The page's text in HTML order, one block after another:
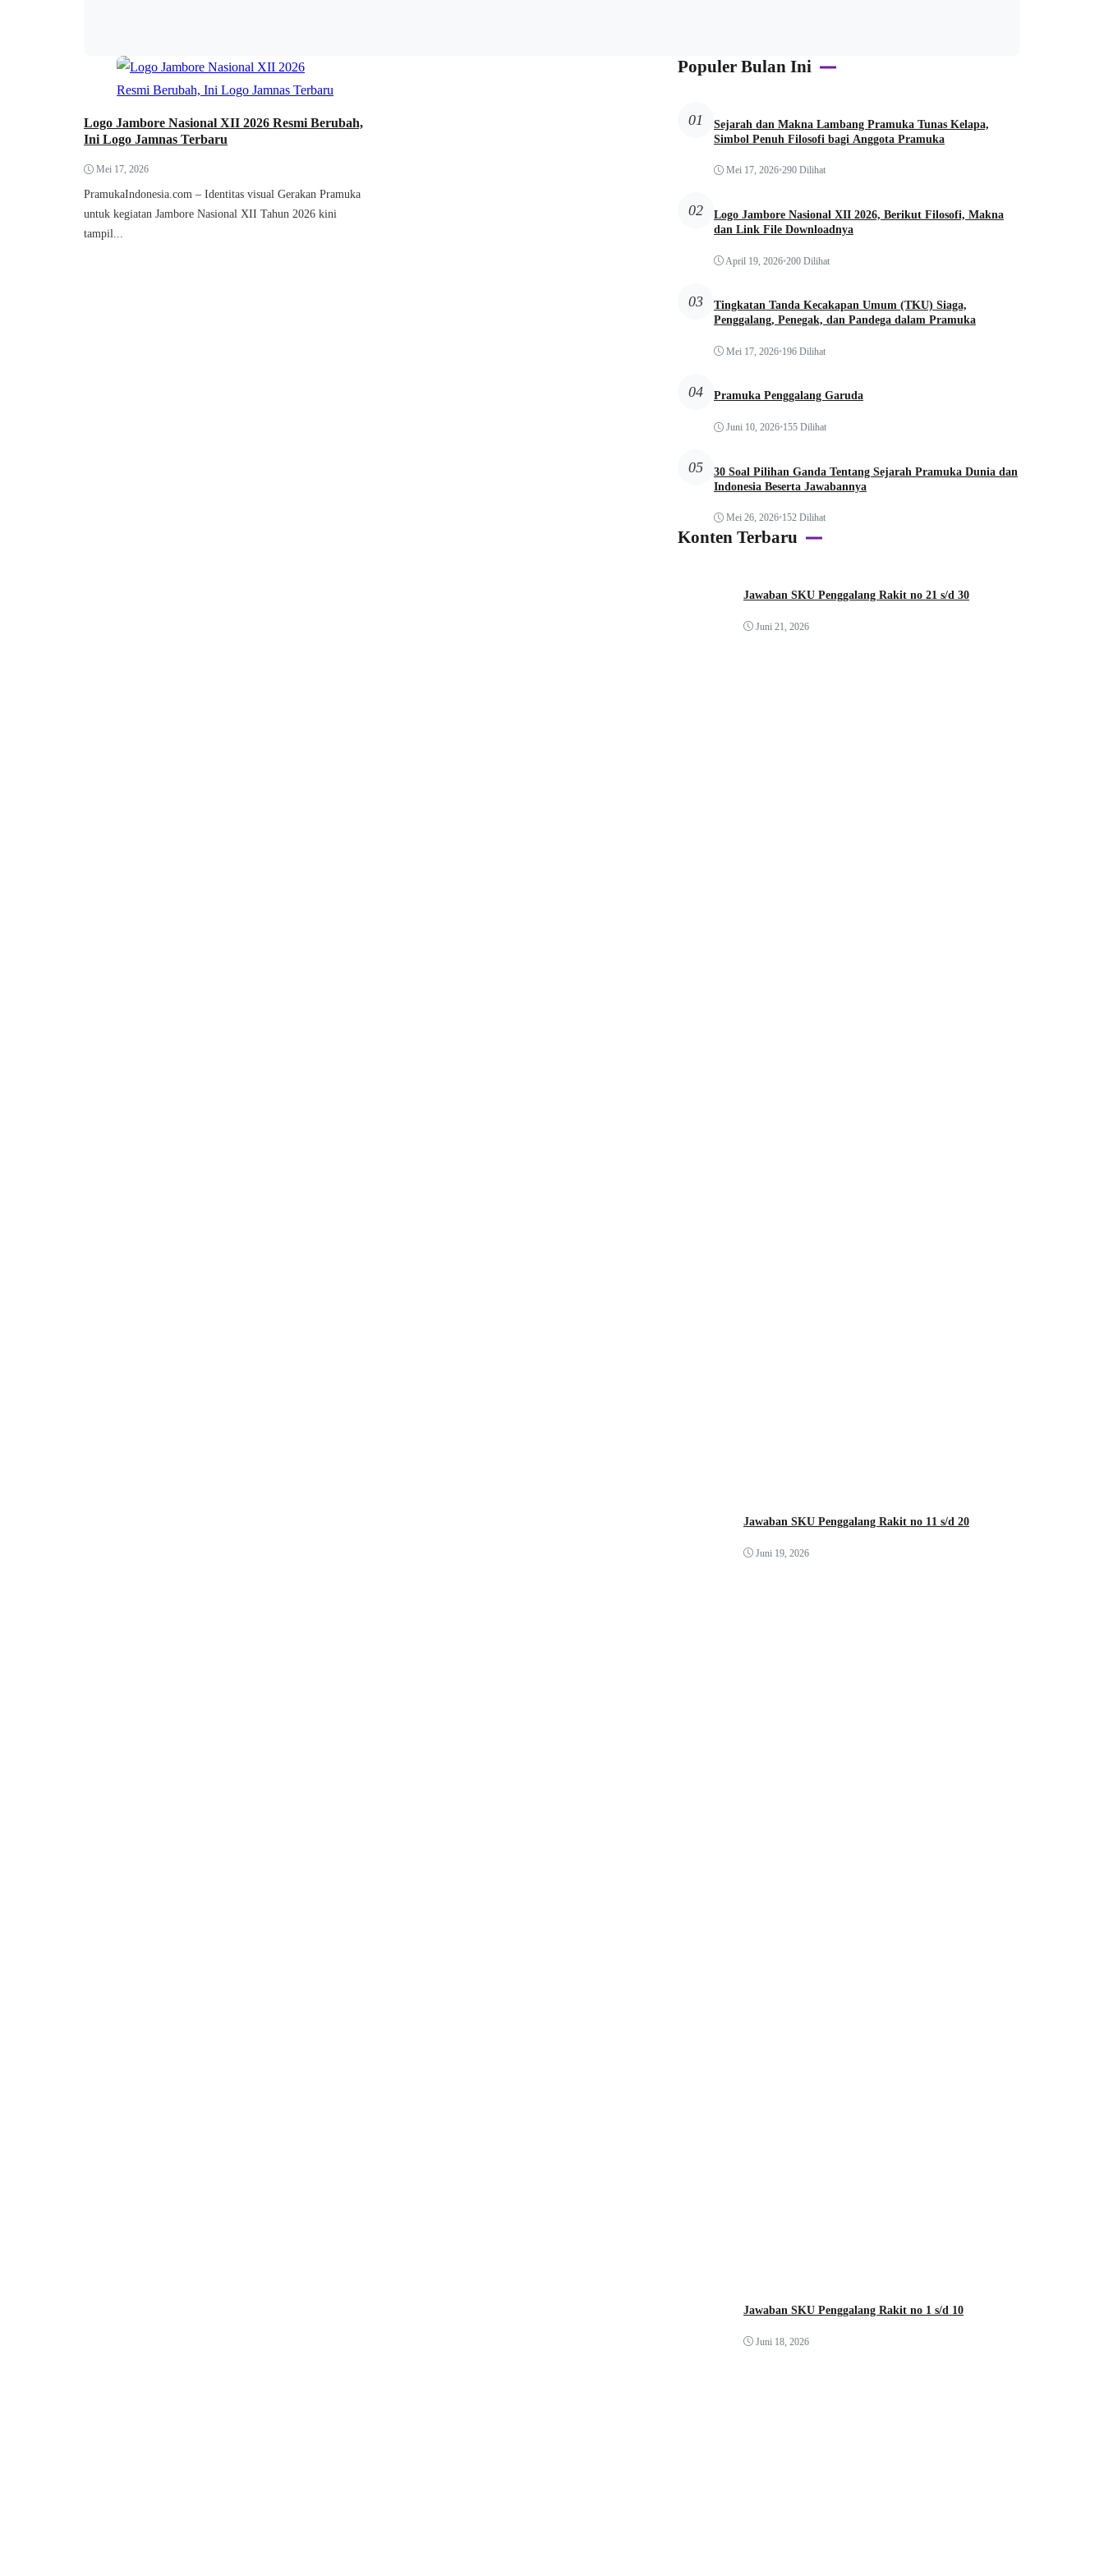
Logo Jambore Nasional XII 2026 Resmi Berubah,
Ini Logo Jamnas Terbaru
Mei 17, 2026
PramukaIndonesia.com – Identitas visual Gerakan Pramuka
untuk kegiatan Jambore Nasional XII Tahun 2026 kini
tampil...
Populer Bulan Ini
01
Sejarah dan Makna Lambang Pramuka Tunas Kelapa,
Simbol Penuh Filosofi bagi Anggota Pramuka
Mei 17, 2026•290 Dilihat
02
Logo Jambore Nasional XII 2026, Berikut Filosofi, Makna
dan Link File Downloadnya
April 19, 2026•200 Dilihat
03
Tingkatan Tanda Kecakapan Umum (TKU) Siaga,
Penggalang, Penegak, dan Pandega dalam Pramuka
Mei 17, 2026•196 Dilihat
04 Pramuka Penggalang Garuda
Juni 10, 2026•155 Dilihat
05
30 Soal Pilihan Ganda Tentang Sejarah Pramuka Dunia dan
Indonesia Beserta Jawabannya
Mei 26, 2026•152 Dilihat
Konten Terbaru
Jawaban SKU Penggalang Rakit no 21 s/d 30
Juni 21, 2026
Jawaban SKU Penggalang Rakit no 11 s/d 20
Juni 19, 2026
Jawaban SKU Penggalang Rakit no 1 s/d 10
Juni 18, 2026